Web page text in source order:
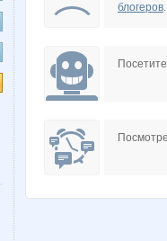
NAd123
Zyxel
блогеров.